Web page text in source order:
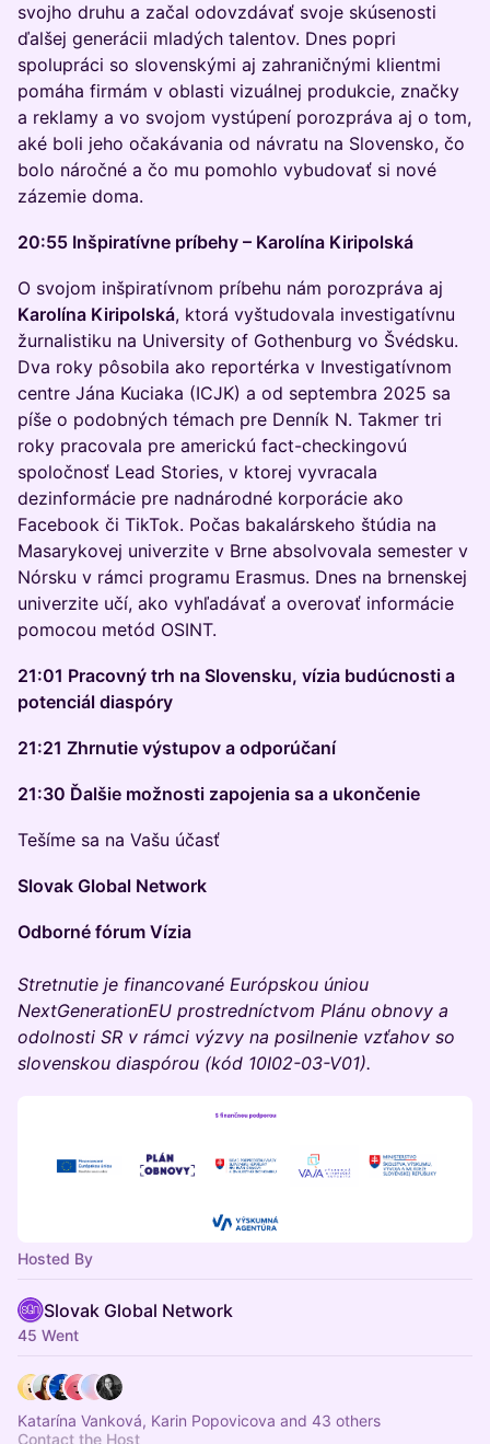
svojho druhu a začal odovzdávať svoje skúsenosti
ďalšej generácii mladých talentov. Dnes popri
spolupráci so slovenskými aj zahraničnými klientmi
pomáha firmám v oblasti vizuálnej produkcie, značky
a reklamy a vo svojom vystúpení porozpráva aj o tom,
aké boli jeho očakávania od návratu na Slovensko, čo
bolo náročné a čo mu pomohlo vybudovať si nové
zázemie doma.
20:55 Inšpiratívne príbehy – Karolína Kiripolská
O svojom inšpiratívnom príbehu nám porozpráva aj
Karolína Kiripolská, ktorá vyštudovala investigatívnu
žurnalistiku na University of Gothenburg vo Švédsku.
Dva roky pôsobila ako reportérka v Investigatívnom
centre Jána Kuciaka (ICJK) a od septembra 2025 sa
píše o podobných témach pre Denník N. Takmer tri
roky pracovala pre americkú fact-checkingovú
spoločnosť Lead Stories, v ktorej vyvracala
dezinformácie pre nadnárodné korporácie ako
Facebook či TikTok. Počas bakalárskeho štúdia na
Masarykovej univerzite v Brne absolvovala semester v
Nórsku v rámci programu Erasmus. Dnes na brnenskej
univerzite učí, ako vyhľadávať a overovať informácie
pomocou metód OSINT.
21:01 Pracovný trh na Slovensku, vízia budúcnosti a
potenciál diaspóry
21:21 Zhrnutie výstupov a odporúčaní
21:30 Ďalšie možnosti zapojenia sa a ukončenie
Tešíme sa na Vašu účasť
Slovak Global Network
Odborné fórum Vízia
Stretnutie je financované Európskou úniou
NextGenerationEU prostredníctvom Plánu obnovy a
odolnosti SR v rámci výzvy na posilnenie vzťahov so
slovenskou diaspórou (kód 10I02-03-V01).
Hosted By
Slovak Global Network
45 Went
Katarína Vanková, Karin Popovicova and 43 others
Contact the Host